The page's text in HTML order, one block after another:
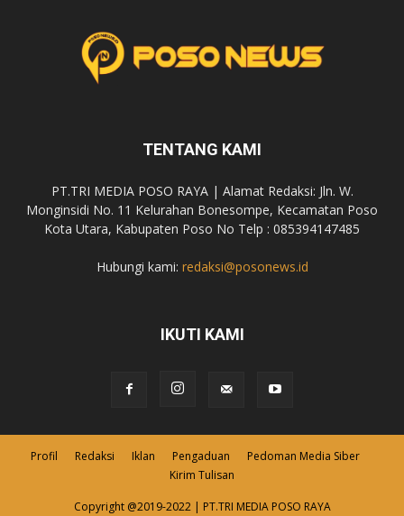
TENTANG KAMI
PT.TRI MEDIA POSO RAYA | Alamat Redaksi: Jln. W.
Monginsidi No. 11 Kelurahan Bonesompe, Kecamatan Poso
Kota Utara, Kabupaten Poso No Telp : 085394147485
Hubungi kami: redaksi@posonews.id
IKUTI KAMI
Profil Redaksi Iklan Pengaduan
Pedoman Media Siber
Kirim Tulisan
Copyright @2019-2022 | PT.TRI MEDIA POSO RAYA